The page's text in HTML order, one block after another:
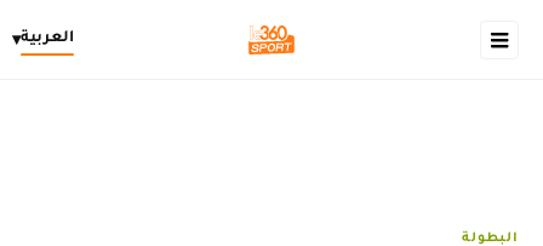
العربية▾
البطولة